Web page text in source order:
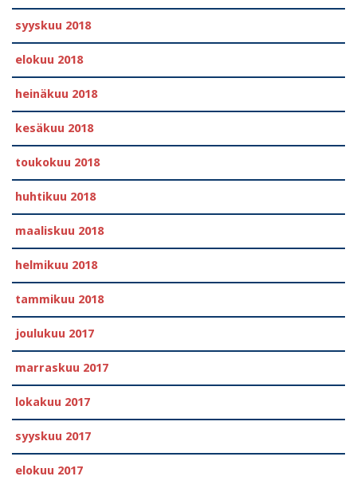
syyskuu 2018
elokuu 2018
heinäkuu 2018
kesäkuu 2018
toukokuu 2018
huhtikuu 2018
maaliskuu 2018
helmikuu 2018
tammikuu 2018
joulukuu 2017
marraskuu 2017
lokakuu 2017
syyskuu 2017
elokuu 2017